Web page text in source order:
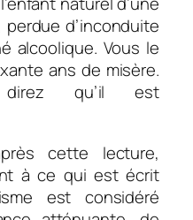
d’inconduite
alcoolique. Vous le
ans de misère.
direz qu’il est
cette lecture,
à ce qui est écrit
est considéré